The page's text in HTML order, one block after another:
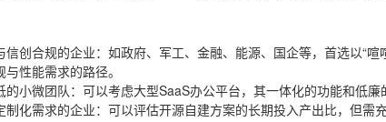
信创合规的企业：如政府、军工、金融、能源、国企等，首选以“喧
性能需求的路径。
的小微团队：可以考虑大型SaaS办公平台，其一体化的功能和低廉
制化需求的企业：可以评估开源自建方案的长期投入产出比，但需